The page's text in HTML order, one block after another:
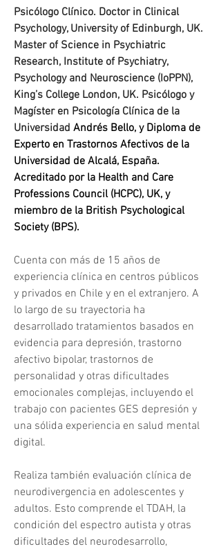
Psicólogo Clínico. Doctor in Clinical
Psychology, University of Edinburgh, UK.
Master of Science in Psychiatric
Research, Institute of Psychiatry,
Psychology and Neuroscience (IoPPN),
King’s College London, UK. Psicólogo y
Magíster en Psicología Clínica de la
Universidad Andrés Bello, y Diploma de
Experto en Trastornos Afectivos de la
Universidad de Alcalá, España.
Acreditado por la Health and Care
Professions Council (HCPC), UK, y
miembro de la British Psychological
Society (BPS).
Cuenta con más de 15 años de
experiencia clínica en centros públicos
y privados en Chile y en el extranjero. A
lo largo de su trayectoria ha
desarrollado tratamientos basados en
evidencia para depresión, trastorno
afectivo bipolar, trastornos de
personalidad y otras dificultades
emocionales complejas, incluyendo el
trabajo con pacientes GES depresión y
una sólida experiencia en salud mental
digital.
Realiza también evaluación clínica de
neurodivergencia en adolescentes y
adultos. Esto comprende el TDAH, la
condición del espectro autista y otras
dificultades del neurodesarrollo,